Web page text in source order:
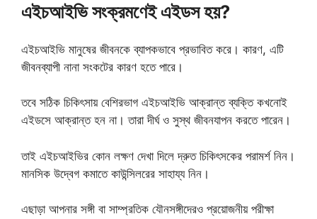
এইচআইভি সংক্রমণেই এইডস হয়?
এইচআইভি মানুষের জীবনকে ব্যাপকভাবে প্রভাবিত করে। কারণ, এটি
জীবনব্যাপী নানা সংকটের কারণ হতে পারে।
তবে সঠিক চিকিৎসায় বেশিরভাগ এইচআইভি আক্রান্ত ব্যক্তি কখনোই
এইডসে আক্রান্ত হন না। তারা দীর্ঘ ও সুস্থ জীবনযাপন করতে পারেন।
তাই এইচআইভির কোন লক্ষণ দেখা দিলে দ্রুত চিকিৎসকের পরামর্শ নিন।
মানসিক উদ্বেগ কমাতে কাউন্সিলরের সাহায্য নিন।
এছাড়া আপনার সঙ্গী বা সাম্প্রতিক যৌনসঙ্গীদেরও প্রয়োজনীয় পরীক্ষা